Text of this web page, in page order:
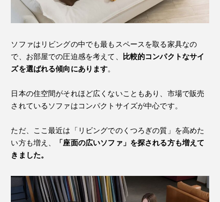
ソファはリビングの中でも最もスペースを取る家具なの
で、お部屋での圧迫感を考えて、
比較的コンパクトなサイ
ズを選ばれる傾向にあります。
日本の住空間がそれほど広くないこともあり、市場で販売
されているソファはコンパクトサイズが中心です。
ただ、ここ最近は「リビングでのくつろぎの質」を高めた
い方も増え、
「座面の広いソファ」を探される方も増えて
きました。